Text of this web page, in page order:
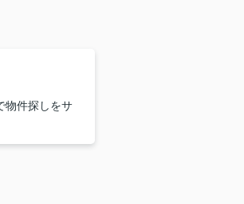
物件探しをサ